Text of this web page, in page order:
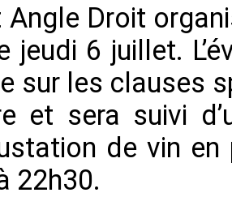
Angle Droit
jeudi 6 juillet.
sur les clauses
et sera suivi
de vin
22h30.